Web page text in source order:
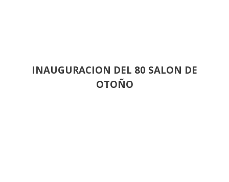
INAUGURACION DEL 80 SALON DE
OTOÑO